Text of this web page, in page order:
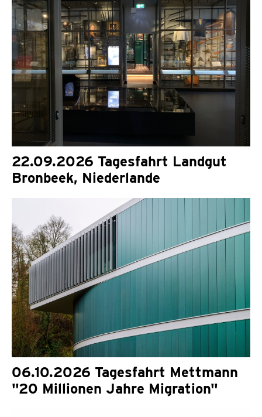
22.09.2026 Tagesfahrt Landgut
Bronbeek, Niederlande
06.10.2026 Tagesfahrt Mettmann
"20 Millionen Jahre Migration"